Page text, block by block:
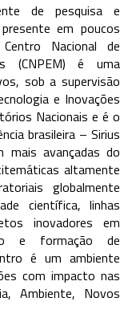
de pesquisa e
em poucos
Nacional de
(CNPEM) é uma
sob a supervisão
e Inovações
Nacionais e é o
brasileira – Sirius
avançadas do
altamente
globalmente
científica, linhas
inovadores em
e formação de
é um ambiente
com impacto nas
Ambiente, Novos